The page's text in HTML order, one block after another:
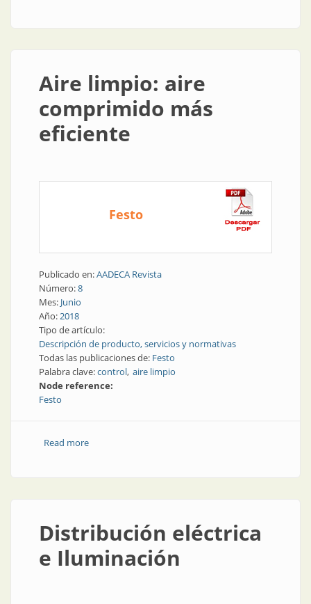
Aire limpio: aire
comprimido más
eficiente
Festo
Publicado en:AADECA Revista
Número:8
Mes: Junio
Año:2018
Tipo de artículo:
Descripción de producto, servicios y normativas
Todas las publicaciones de: Festo
Palabra clave:control aire limpio
Node reference:
Festo
Read moreabout Aire limpio: aire comprimido más eficiente
Distribución eléctrica
e Iluminación